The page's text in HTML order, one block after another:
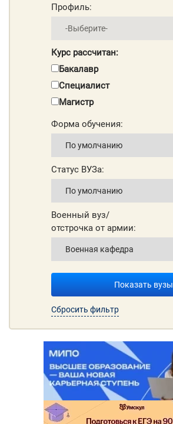
Профиль:
Курс рассчитан:
Бакалавр
Специалист
Магистр
Форма обучения:
Статус ВУЗа:
Военный вуз/
отстрочка от армии:
Показать вузы
Сбросить фильтр